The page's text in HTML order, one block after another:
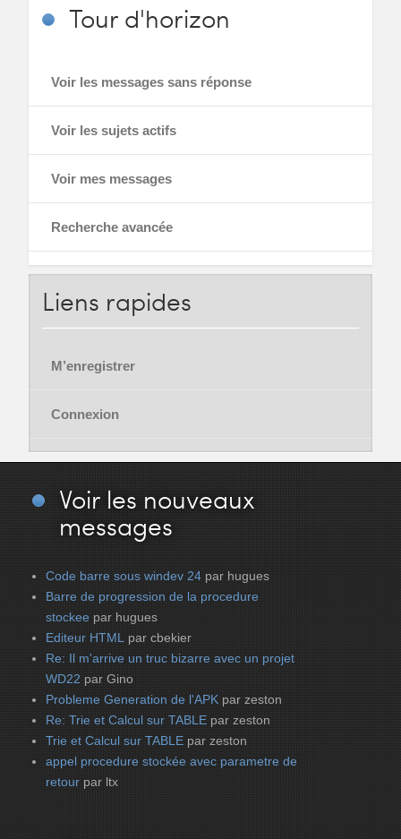
Tourd'horizon
Voir les messages sans réponse
Voir les sujets actifs
Voir mes messages
Recherche avancée
Liens rapides
M’enregistrer
Connexion
Voir les nouveaux
messages
Code barre sous windev 24 par hugues
Barre de progression de la procedure
stockee par hugues
Editeur HTML par cbekier
Re: Il m'arrive un truc bizarre avec un projet
WD22 par Gino
Probleme Generation de l'APK par zeston
Re: Trie et Calcul sur TABLE par zeston
Trie et Calcul sur TABLE par zeston
appel procedure stockée avec parametre de
retour par ltx